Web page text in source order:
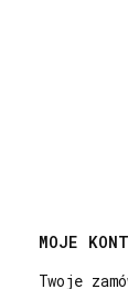
MOJE
Twoje